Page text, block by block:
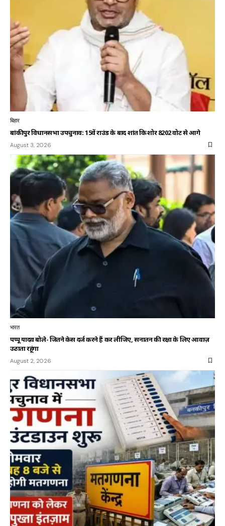
बिहार
बांकीपुर विधानसभा उपचुनाव: 15वें राउंड के बाद प्रशांत किशोर 8202 वोट से आगे
August 3, 2026
भारत
पप्पू यादव बोले- जितने केस दर्ज करने हैं कर लीजिए, सनातन की रक्षा के लिए आवाज़
उठाता रहूंगा
August 2, 2026